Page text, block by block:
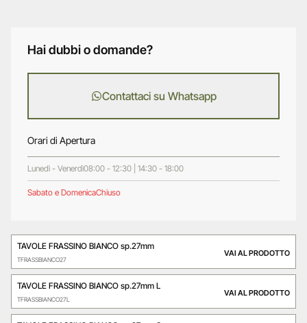
Hai dubbi o domande?
Contattaci su Whatsapp
Orari di Apertura
Lunedì - Venerdì08:00 - 12:30 | 14:30 - 18:00
Sabato e DomenicaChiuso
TAVOLE FRASSINO BIANCO sp.27mm
TFRASSBIANCO27
VAI AL PRODOTTO
TAVOLE FRASSINO BIANCO sp.27mm L
TFRASSBIANCO27L
VAI AL PRODOTTO